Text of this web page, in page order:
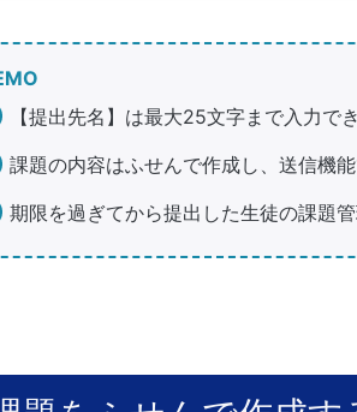
【提出先名】は最大25文字まで入力でき
課題の内容はふせんで作成し、送信機
期限を過ぎてから提出した生徒の課題